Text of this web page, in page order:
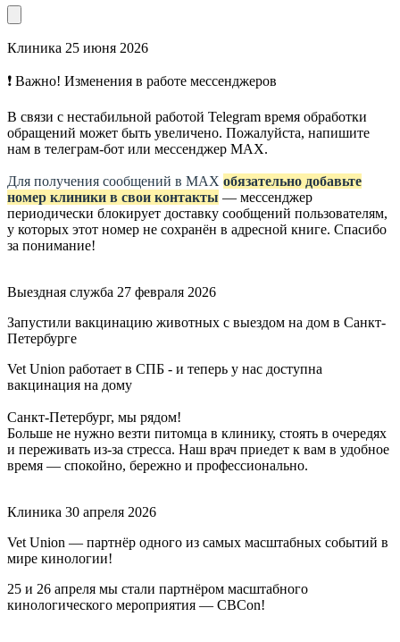
Клиника 25 июня 2026
❗ Важно! Изменения в работе мессенджеров
В связи с нестабильной работой Telegram время обработки
обращений может быть увеличено. Пожалуйста, напишите
нам в телеграм-бот или мессенджер МАХ.
Для получения сообщений в МАХ обязательно добавьте
номер клиники в свои контакты — мессенджер
периодически блокирует доставку сообщений пользователям,
у которых этот номер не сохранён в адресной книге. Спасибо
за понимание!
Выездная служба 27 февраля 2026
Запустили вакцинацию животных с выездом на дом в Санкт-
Петербурге
Vet Union работает в СПБ - и теперь у нас доступна
вакцинация на дому
Санкт-Петербург, мы рядом!
Больше не нужно везти питомца в клинику, стоять в очередях
и переживать из-за стресса. Наш врач приедет к вам в удобное
время — спокойно, бережно и профессионально.
Клиника 30 апреля 2026
Vet Union — партнёр одного из самых масштабных событий в
мире кинологии!
25 и 26 апреля мы стали партнёром масштабного
кинологического мероприятия — CBCon!